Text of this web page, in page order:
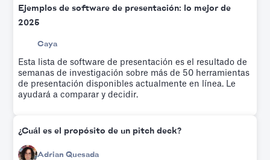
sobre cómo elaborar una propuesta empresarial
la identificación de problemas hasta la visión de futuro,
empresarial ejemplar.
Ejemplos de software de presentación: lo mejor de
2025
Caya
Esta lista de software de presentación es el resultado de
semanas de investigación sobre más de 50 herramientas
de presentación disponibles actualmente en línea. Le
ayudará a comparar y decidir.
¿Cuál es el propósito de un pitch deck?
Adrian Quesada